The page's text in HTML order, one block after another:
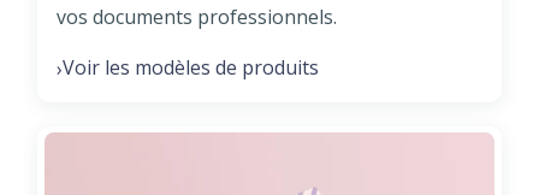
vos documents professionnels.
›Voir les modèles de produits